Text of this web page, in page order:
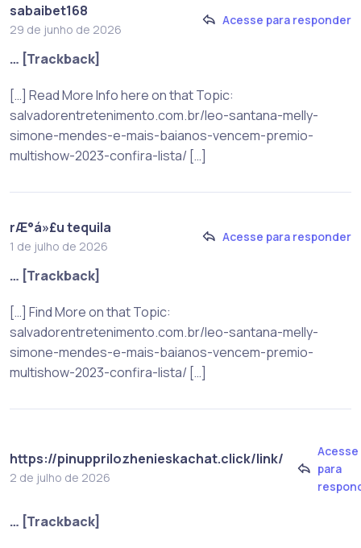
sabaibet168
29 de junho de 2026
Acesse para responder
… [Trackback]
[…] Read More Info here on that Topic:
salvadorentretenimento.com.br/leo-santana-melly-
simone-mendes-e-mais-baianos-vencem-premio-
multishow-2023-confira-lista/ […]
rÆ°á»£u tequila
1 de julho de 2026
Acesse para responder
… [Trackback]
[…] Find More on that Topic:
salvadorentretenimento.com.br/leo-santana-melly-
simone-mendes-e-mais-baianos-vencem-premio-
multishow-2023-confira-lista/ […]
https://pinupprilozhenieskachat.click/link/
2 de julho de 2026
Acesse
para
… [Trackback]